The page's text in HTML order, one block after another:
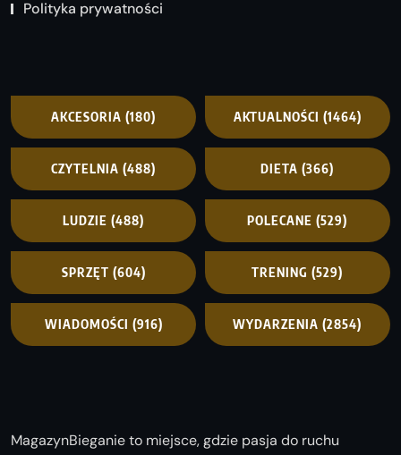
Polityka prywatności
AKCESORIA (180) AKTUALNOŚCI (1464)
CZYTELNIA (488) DIETA (366)
LUDZIE (488) POLECANE (529)
SPRZĘT (604) TRENING (529)
WIADOMOŚCI (916) WYDARZENIA (2854)
MagazynBieganie to miejsce, gdzie pasja do ruchu